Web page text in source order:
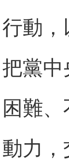
行動，
把黨中
困難
動力